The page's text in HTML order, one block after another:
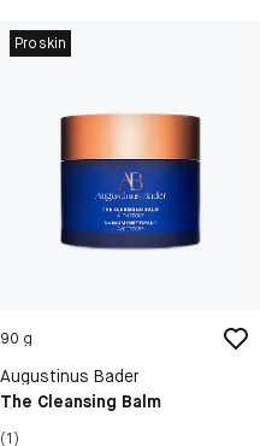
Proskin
90 g
Augustinus Bader
The Cleansing Balm
(1)